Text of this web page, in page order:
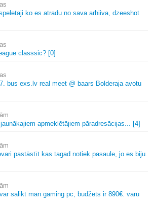
ko es atradu no sava arhiiva, dzeeshot
classsic? [0]
bus exs. lv real meet @ baars Bolderaja avotu
apmeklētājiem pāradresācijas... [4]
pastāstīt kas tagad notiek pasaule, jo es biju.
salikt man gaming pc, budžets ir 890€. varu